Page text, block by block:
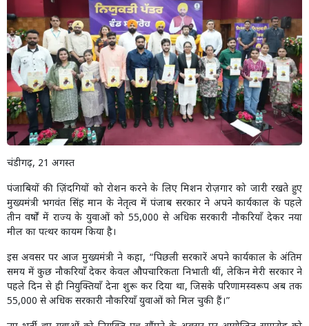
चंडीगढ़, 21 अगस्त
पंजाबियों की ज़िंदगियों को रोशन करने के लिए मिशन रोज़गार को जारी रखते हुए
मुख्यमंत्री भगवंत सिंह मान के नेतृत्व में पंजाब सरकार ने अपने कार्यकाल के पहले
तीन वर्षों में राज्य के युवाओं को 55,000 से अधिक सरकारी नौकरियाँ देकर नया
मील का पत्थर कायम किया है।
इस अवसर पर आज मुख्यमंत्री ने कहा, “पिछली सरकारें अपने कार्यकाल के अंतिम
समय में कुछ नौकरियाँ देकर केवल औपचारिकता निभाती थीं, लेकिन मेरी सरकार ने
पहले दिन से ही नियुक्तियाँ देना शुरू कर दिया था, जिसके परिणामस्वरूप अब तक
55,000 से अधिक सरकारी नौकरियाँ युवाओं को मिल चुकी हैं।”